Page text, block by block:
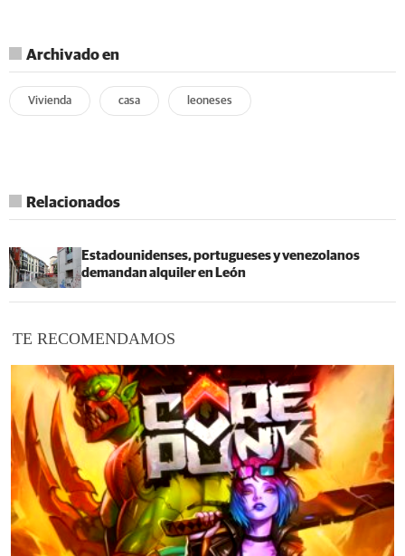
Archivado en
Vivienda casa leoneses
Relacionados
Estadounidenses, portugueses y venezolanos
demandan alquiler en León
TE RECOMENDAMOS